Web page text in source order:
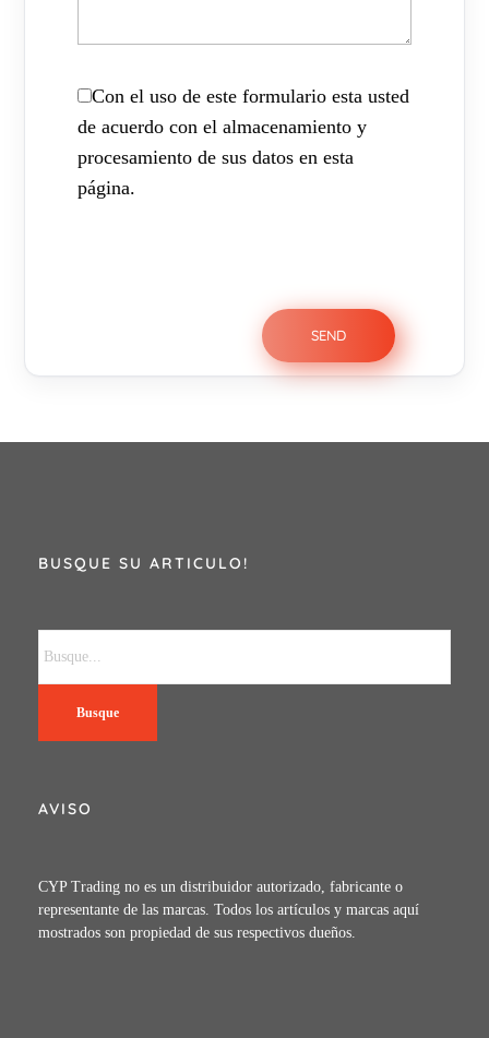
Con el uso de este formulario esta usted
de acuerdo con el almacenamiento y
procesamiento de sus datos en esta
página.
BUSQUE SU ARTICULO!
Busque
AVISO
CYP Trading no es un distribuidor autorizado, fabricante o
representante de las marcas. Todos los artículos y marcas aquí
mostrados son propiedad de sus respectivos dueños.